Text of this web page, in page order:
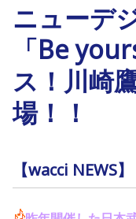
ニューデ
「Be
ス！川崎
場！！
【wacci NEWS】